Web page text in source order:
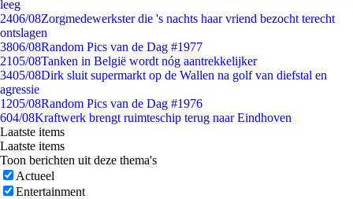
leeg
2406/08Zorgmedewerkster die 's nachts haar vriend bezocht terecht
ontslagen
3806/08Random Pics van de Dag #1977
2105/08Tanken in België wordt nóg aantrekkelijker
3405/08Dirk sluit supermarkt op de Wallen na golf van diefstal en
agressie
1205/08Random Pics van de Dag #1976
604/08Kraftwerk brengt ruimteschip terug naar Eindhoven
Laatste items
Laatste items
Toon berichten uit deze thema's
Actueel
Entertainment